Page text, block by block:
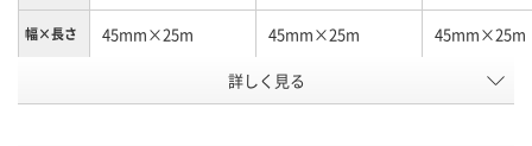
幅×長さ 45mm×25m 45mm×25m 45mm×25m
EK47862 EK47863
詳しく見る